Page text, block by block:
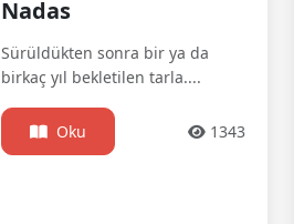
Nadas
Sürüldükten sonra bir ya da
birkaç yıl bekletilen tarla....
Oku 1343